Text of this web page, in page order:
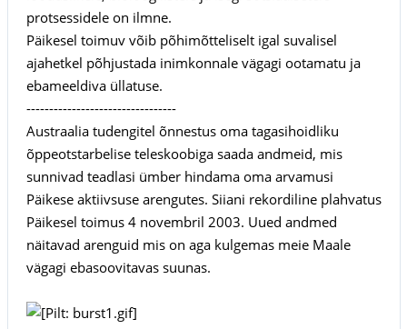
protsessidele on ilmne.
Päikesel toimuv võib põhimõtteliselt igal suvalisel
ajahetkel põhjustada inimkonnale vägagi ootamatu ja
ebameeldiva üllatuse.
---------------------------------
Austraalia tudengitel õnnestus oma tagasihoidliku
õppeotstarbelise teleskoobiga saada andmeid, mis
sunnivad teadlasi ümber hindama oma arvamusi
Päikese aktiivsuse arengutes. Siiani rekordiline plahvatus
Päikesel toimus 4 novembril 2003. Uued andmed
näitavad arenguid mis on aga kulgemas meie Maale
vägagi ebasoovitavas suunas.